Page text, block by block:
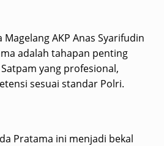
AKP Anas Syarifudin
adalah tahapan penting
yang profesional,
sesuai standar Polri.
Pratama ini menjadi bekal